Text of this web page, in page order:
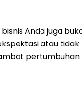
bisnis Anda juga
atau